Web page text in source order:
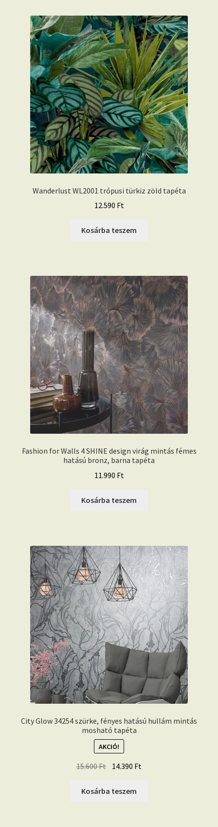
Wanderlust WL2001 trópusi türkiz zöld tapéta
12.590 Ft
Kosárba teszem
Fashion for Walls 4 SHINE design virág mintás fémes
hatású bronz, barna tapéta
11.990 Ft
Kosárba teszem
City Glow 34254 szürke, fényes hatású hullám mintás
mosható tapéta
AKCIÓ!
15.600Ft Original
was:
14.390 Ft
Kosárba teszem